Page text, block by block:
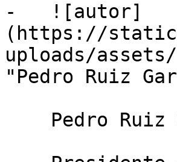
-   ![autor]
(https://
uploads/assets/
"Pedro Ruiz